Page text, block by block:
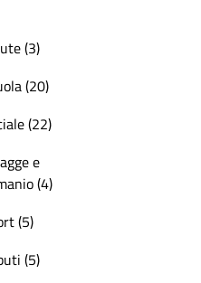
(3)
(20)
(22)
e
(4)
(5)
(5)